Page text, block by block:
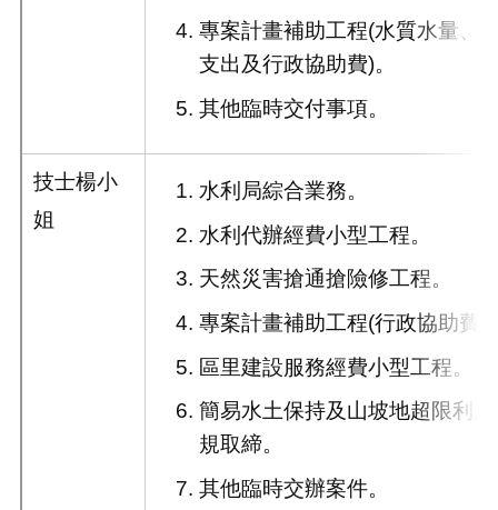
專案計畫補助工程(水質水量、
支出及行政協助費)。
其他臨時交付事項。
技士楊小
姐
水利局綜合業務。
水利代辦經費小型工程。
天然災害搶通搶險修工程。
專案計畫補助工程(行政協助費)
區里建設服務經費小型工程。
簡易水土保持及山坡地超限利
規取締。
其他臨時交辦案件。